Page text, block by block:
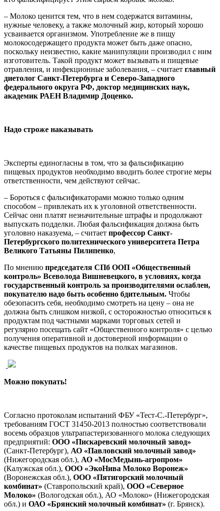
– Молоко ценится тем, что в нем содержатся витамины,
нужные человеку, а также молочный жир, который хорошо
усваивается организмом. Употребление же в пищу
молокосодержащего продукта может быть даже опасно,
поскольку неизвестно, какие манипуляции производил с ним
изготовитель. Такой продукт может вызывать и пищевые
отравления, и инфекционные заболевания, – считает главный
диетолог Санкт-Петербурга и Северо-Западного
федерального округа РФ, доктор медицинских наук,
академик РАЕН Владимир Доценко.
Надо строже наказывать
Эксперты единогласны в том, что за фальсификацию
пищевых продуктов необходимо вводить более строгие меры
ответственности, чем действуют сейчас.
– Бороться с фальсификаторами можно только одним
способом – привлекать их к уголовной ответственности.
Сейчас они платят незначительные штрафы и продолжают
выпускать подделки. Любая фальсификация должна быть
уголовно наказуема, – считает профессор Санкт-
Петербургского политехнического университета Петра
Великого Татьяны Пилипенко,
По мнению председателя СПб ООП «Общественный
контроль» Всеволода Вишневецкого, в условиях, когда
государственный контроль за производителями ослаблен,
покупателю надо быть особенно бдительным. Чтобы
обезопасить себя, необходимо смотреть на цену – она не
должна быть слишком низкой, с осторожностью относиться к
продуктам под частными марками торговых сетей и
регулярно посещать сайт «Общественного контроля» с целью
получения оперативной и достоверной информации о
качестве пищевых продуктов на полках магазинов.
Можно покупать!
Согласно протоколам испытаний ФБУ «Тест-С.-Петербург»,
требованиям ГОСТ 31450-2013 полностью соответствовали
восемь образцов ультрапастеризованного молока следующих
предприятий: ООО «Пискаревский молочный завод»
(Санкт-Петербург), АО «Павловский молочный завод»
(Нижегородская обл.), АО «МосМедынь-агропром»
(Калужская обл.), ООО «ЭкоНива Молоко Воронеж»
(Воронежская обл.), ООО «Пятигорский молочный
комбинат» (Ставропольский край), ООО «Северное
Молоко» (Вологодская обл.), АО «Молоко» (Нижегородская
обл.) и ОАО «Брянский молочный комбинат» (г. Брянск).